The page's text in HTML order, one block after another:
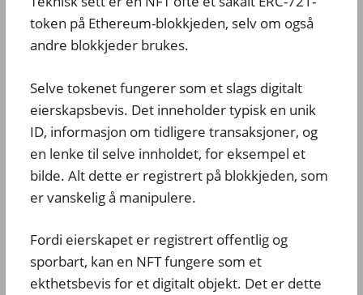
token på Ethereum-blokkjeden, selv om også
andre blokkjeder brukes.
Selve tokenet fungerer som et slags digitalt
eierskapsbevis. Det inneholder typisk en unik
ID, informasjon om tidligere transaksjoner, og
en lenke til selve innholdet, for eksempel et
bilde. Alt dette er registrert på blokkjeden, som
er vanskelig å manipulere.
Fordi eierskapet er registrert offentlig og
sporbart, kan en NFT fungere som et
ekthetsbevis for et digitalt objekt. Det er dette